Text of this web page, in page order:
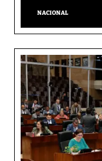
NACIONAL